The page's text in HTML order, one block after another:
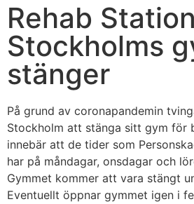
Rehab Station
Stockholms
stänger
På grund av coronapandemin
Stockholm att stänga sitt gym för
innebär att de tider som
har på måndagar, onsdagar och
Gymmet kommer att vara stängt
Eventuellt öppnar gymmet igen i